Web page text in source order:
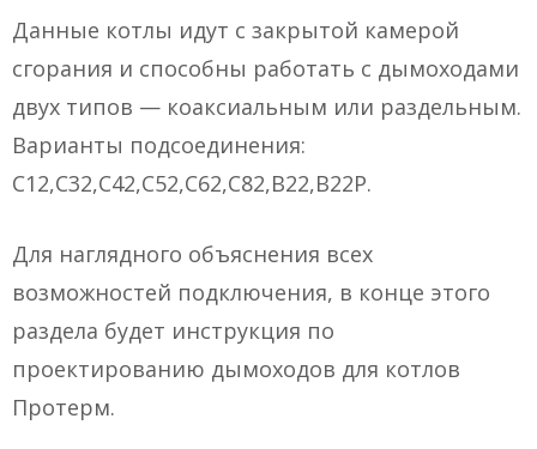
Данные котлы идут с закрытой камерой
сгорания и способны работать с дымоходами
двух типов — коаксиальным или раздельным.
Варианты подсоединения:
C12,C32,C42,C52,C62,C82,B22,B22P.
Для наглядного объяснения всех
возможностей подключения, в конце этого
раздела будет инструкция по
проектированию дымоходов для котлов
Протерм.